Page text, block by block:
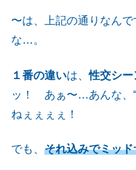
〜は、上記の通りなん
な…。
１番の違いは、性交シー
ッ！ あぁ〜…あんな、“
ねぇぇぇぇ！
でも、 それ込みでミッド